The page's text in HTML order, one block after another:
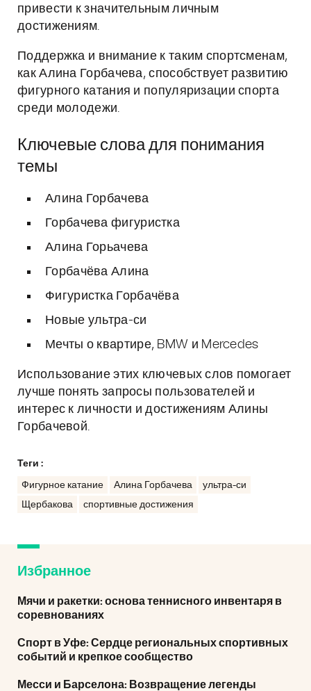
привести к значительным личным
достижениям.
Поддержка и внимание к таким спортсменам,
как Алина Горбачева, способствует развитию
фигурного катания и популяризации спорта
среди молодежи.
Ключевые слова для понимания
темы
Алина Горбачева
Горбачева фигуристка
Алина Горьачева
Горбачёва Алина
Фигуристка Горбачёва
Новые ультра-си
Мечты о квартире, BMW и Mercedes
Использование этих ключевых слов помогает
лучше понять запросы пользователей и
интерес к личности и достижениям Алины
Горбачевой.
Теги :
Фигурное катание Алина Горбачева
ультра-си
Щербакова
спортивные достижения
Избранное
Мячи и ракетки: основа теннисного инвентаря в
соревнованиях
Спорт в Уфе: Сердце региональных спортивных
событий и крепкое сообщество
Месси и Барселона: Возвращение легенды